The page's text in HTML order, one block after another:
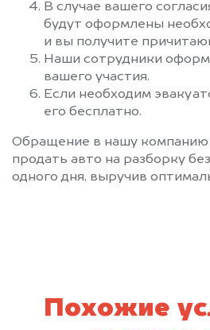
В случае вашего
будут оформлены
и вы получите
Наши сотрудники
вашего участия.
Если необходим
его бесплатно.
Обращение в нашу компанию
продать авто на разборку
одного дня, выручив
Похожие